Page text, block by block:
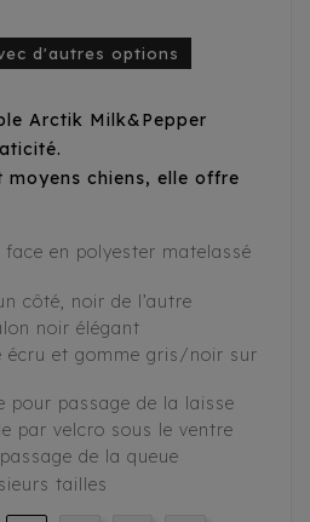
d'autres options
Arctik Milk&Pepper
moyens chiens, elle offre
face en polyester matelassé
côté, noir de l’autre
noir élégant
écru et gomme gris/noir sur
pour passage de la laisse
par velcro sous le ventre
de la queue
tailles